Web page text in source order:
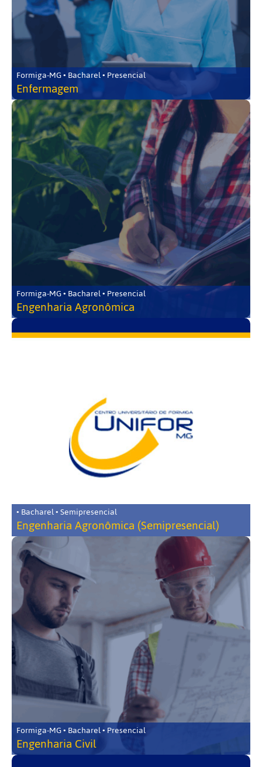
Formiga-MG • Bacharel • Presencial
Enfermagem
Formiga-MG • Bacharel • Presencial
Engenharia Agronômica
• Bacharel • Semipresencial
Engenharia Agronômica (Semipresencial)
Formiga-MG • Bacharel • Presencial
Engenharia Civil